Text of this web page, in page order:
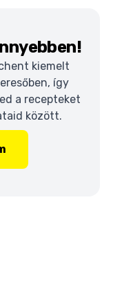
kiemelt
így
a recepteket
között.